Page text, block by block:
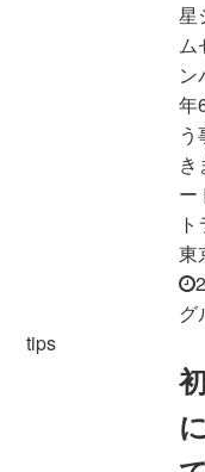
星
ム
ン
年
き
ー
東
グ
tips